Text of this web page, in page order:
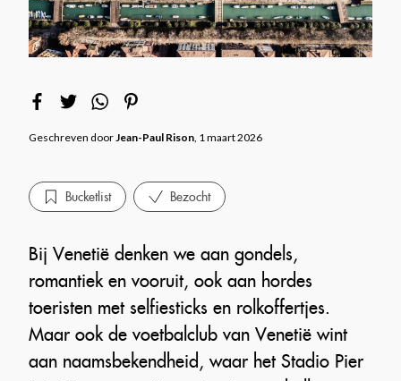
Geschreven doorJean-Paul Rison, 1 maart 2026
Bucketlist Bezocht
Bij Venetië denken we aan gondels,
romantiek en vooruit, ook aan hordes
toeristen met selfiesticks en rolkoffertjes.
Maar ook de voetbalclub van Venetië wint
aan naamsbekendheid, waar het Stadio Pier